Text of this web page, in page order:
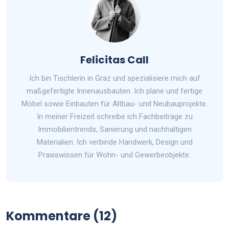
Felicitas Call
Ich bin Tischlerin in Graz und spezialisiere mich auf
maßgefertigte Innenausbauten. Ich plane und fertige
Möbel sowie Einbauten für Altbau- und Neubauprojekte.
In meiner Freizeit schreibe ich Fachbeiträge zu
Immobilientrends, Sanierung und nachhaltigen
Materialien. Ich verbinde Handwerk, Design und
Praxiswissen für Wohn- und Gewerbeobjekte.
Kommentare (12)